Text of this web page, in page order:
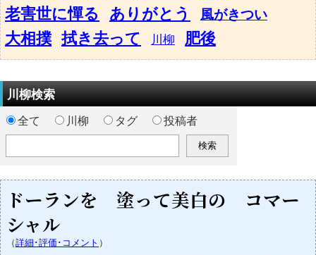
老害世に憚る
ありがとう 風がきつい
大相撲 拭き去って 川柳 肥後
川柳検索
全て 川柳 タグ 投稿者
ドーランを 塗って美白の コマー
シャル
（詳細･評価･コメント ）